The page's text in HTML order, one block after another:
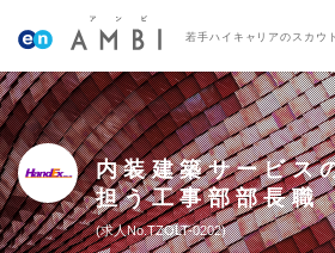
若手ハイキャリアのスカウ
内装建築サービス
担う工事部部長職
求人No.TZOLT-0202